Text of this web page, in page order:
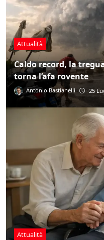
Attualità
Caldo record, la
torna l’afa rovente
Antonio Bastianelli 25
Attualità